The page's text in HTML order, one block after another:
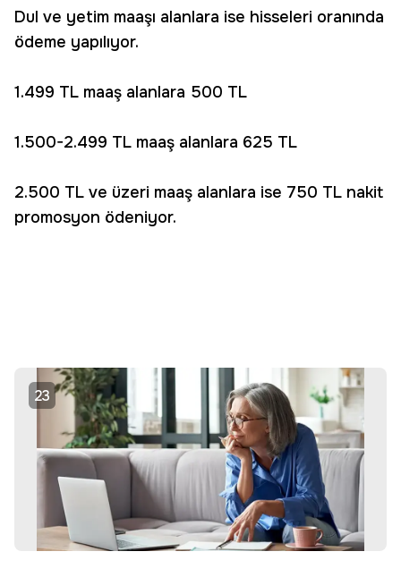
Dul ve yetim maaşı alanlara ise hisseleri oranında
ödeme yapılıyor.
1.499 TL maaş alanlara 500 TL
1.500-2.499 TL maaş alanlara 625 TL
2.500 TL ve üzeri maaş alanlara ise 750 TL nakit
promosyon ödeniyor.
23